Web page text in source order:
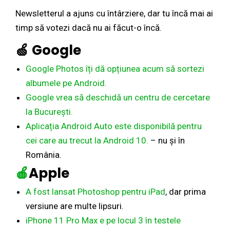
Newsletterul a ajuns cu întârziere, dar tu încă mai ai
timp să votezi dacă nu ai făcut-o încă.
🍏 Google
Google Photos îți dă opțiunea acum să sortezi
albumele pe Android.
Google vrea să deschidă un centru de cercetare
la București.
Aplicația Android Auto este disponibilă pentru
cei care au trecut la Android 10. – nu și în
România.
🍎Apple
A fost lansat Photoshop pentru iPad, dar prima
versiune are multe lipsuri.
iPhone 11 Pro Max e pe locul 3 în testele